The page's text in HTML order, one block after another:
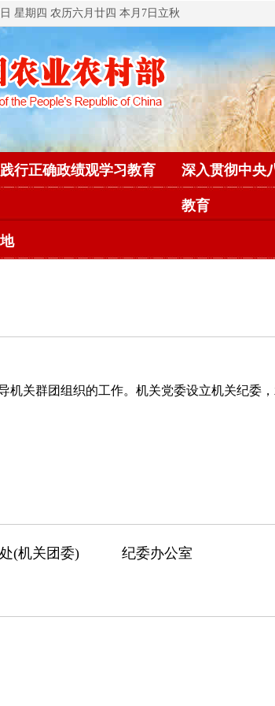
星期四 农历六月廿四 本月7日立秋
行正确政绩观学习教育 深入贯彻中央
教育
关群团组织的工作。机关党委设立机关纪委
(机关团委) 纪委办公室